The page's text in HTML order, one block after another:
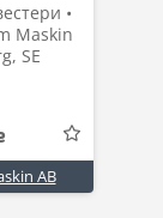
•
Maskin
SE
AB